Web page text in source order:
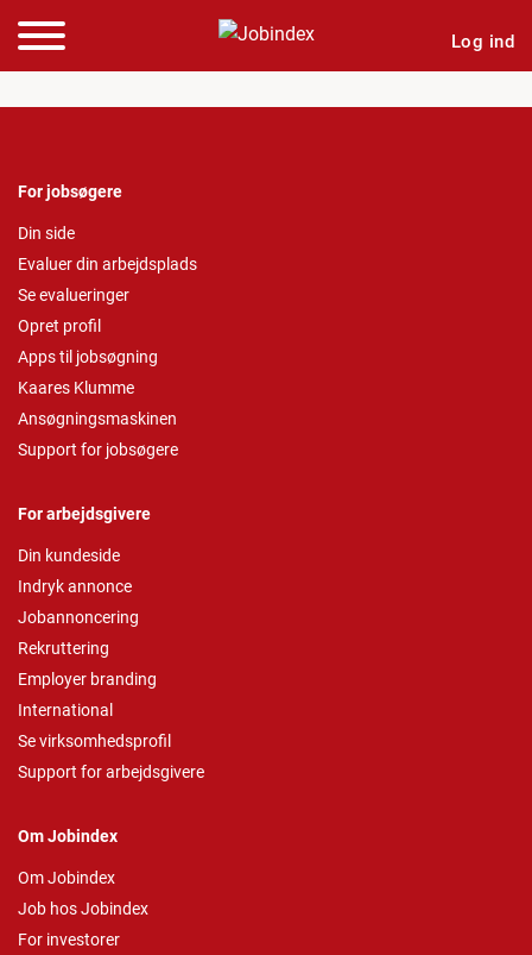
Log ind
For jobsøgere
Din side
Evaluer din arbejdsplads
Se evalueringer
Opret profil
Apps til jobsøgning
Kaares Klumme
Ansøgningsmaskinen
Support for jobsøgere
For arbejdsgivere
Din kundeside
Indryk annonce
Jobannoncering
Rekruttering
Employer branding
International
Se virksomhedsprofil
Support for arbejdsgivere
Om Jobindex
Om Jobindex
Job hos Jobindex
For investorer